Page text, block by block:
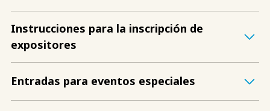
Instrucciones para la inscripción de
expositores
Entradas para eventos especiales